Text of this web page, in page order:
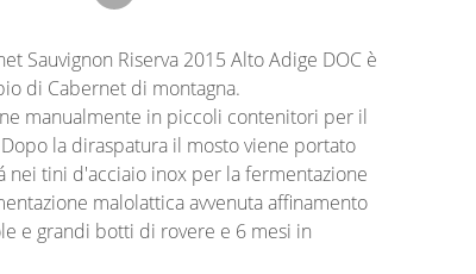
Sauvignon Riserva 2015 Alto Adige DOC è
di Cabernet di montagna.
manualmente in piccoli contenitori per il
la diraspatura il mosto viene portato
nei tini d'acciaio inox per la fermentazione
malolattica avvenuta affinamento
e grandi botti di rovere e 6 mesi in